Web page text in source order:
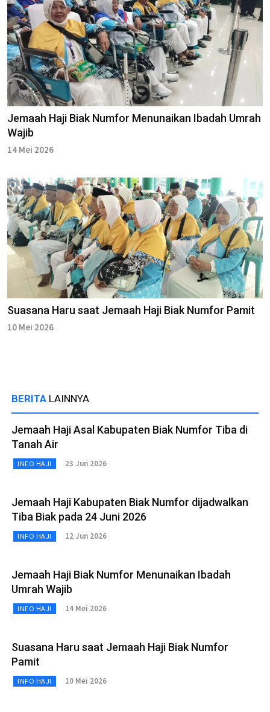
Jemaah Haji Biak Numfor Menunaikan Ibadah Umrah
Wajib
14 Mei 2026
Suasana Haru saat Jemaah Haji Biak Numfor Pamit
10 Mei 2026
BERITA LAINNYA
Jemaah Haji Asal Kabupaten Biak Numfor Tiba di
Tanah Air
INFO HAJI 23 Jun 2026
Jemaah Haji Kabupaten Biak Numfor dijadwalkan
Tiba Biak pada 24 Juni 2026
INFO HAJI 12 Jun 2026
Jemaah Haji Biak Numfor Menunaikan Ibadah
Umrah Wajib
INFO HAJI 14 Mei 2026
Suasana Haru saat Jemaah Haji Biak Numfor
Pamit
INFO HAJI 10 Mei 2026